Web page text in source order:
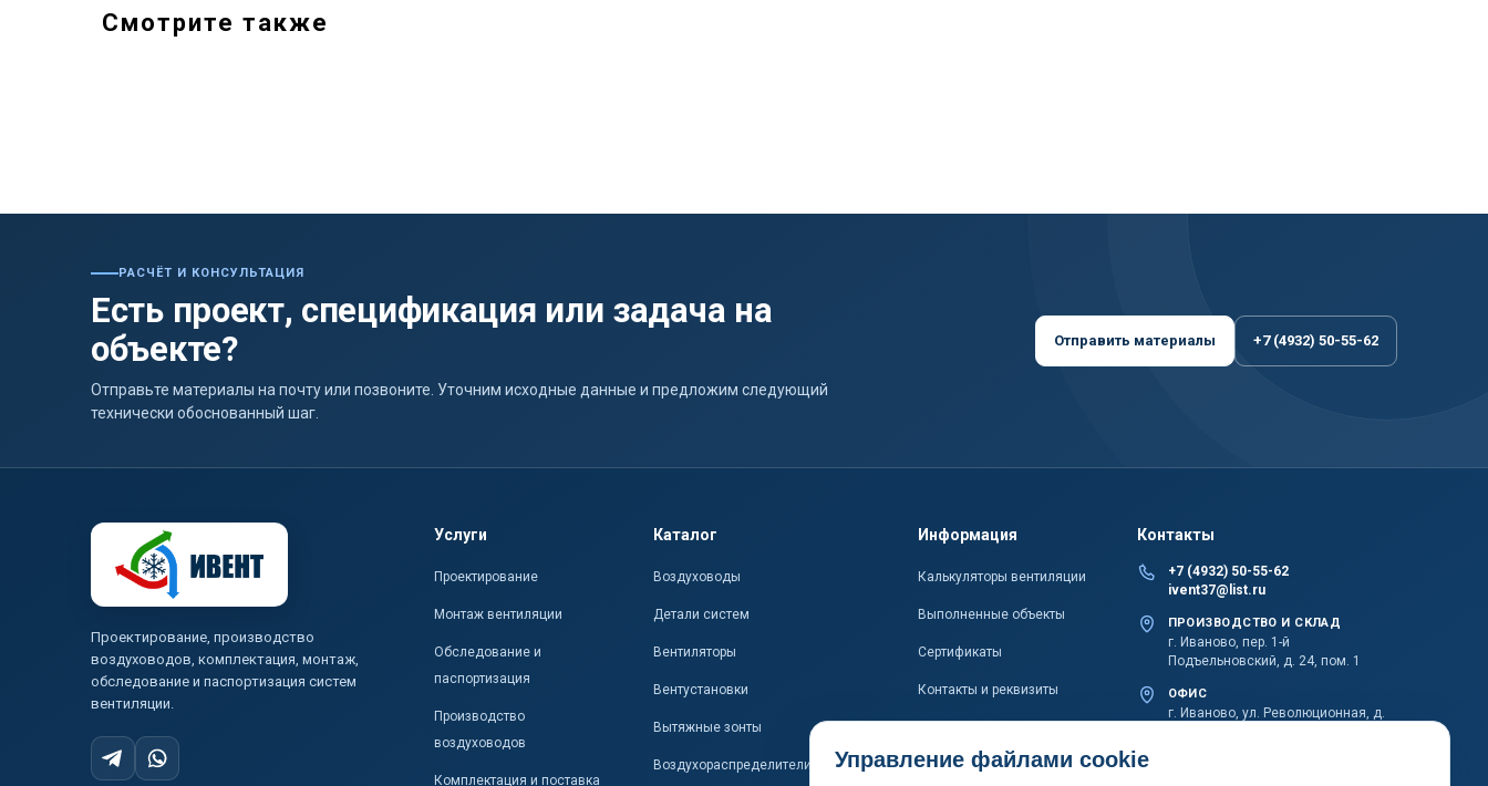
Смотрите также
РАСЧЁТ И КОНСУЛЬТАЦИЯ
Есть проект, спецификация или задача на
объекте?
Отправьте материалы на почту или позвоните. Уточним исходные данные и предложим следующий
технически обоснованный шаг.
Отправить материалы +7 (4932) 50-55-62
Проектирование, производство
воздуховодов, комплектация, монтаж,
обследование и паспортизация систем
вентиляции.
Услуги
Проектирование
Монтаж вентиляции
Обследование и
паспортизация
Производство
воздуховодов
Комплектация и поставка
Каталог
Воздуховоды
Детали систем
Вентиляторы
Вентустановки
Вытяжные зонты
Воздухораспределители
Информация
Калькуляторы вентиляции
Выполненные объекты
Сертификаты
Контакты и реквизиты
Контакты
+7 (4932) 50-55-62
ivent37@list.ru
ПРОИЗВОДСТВО И СКЛАД
г. Иваново, пер. 1-й
Подъельновский, д. 24, пом. 1
ОФИС
г. Иваново, ул. Революционная, д.
Управление файлами cookie